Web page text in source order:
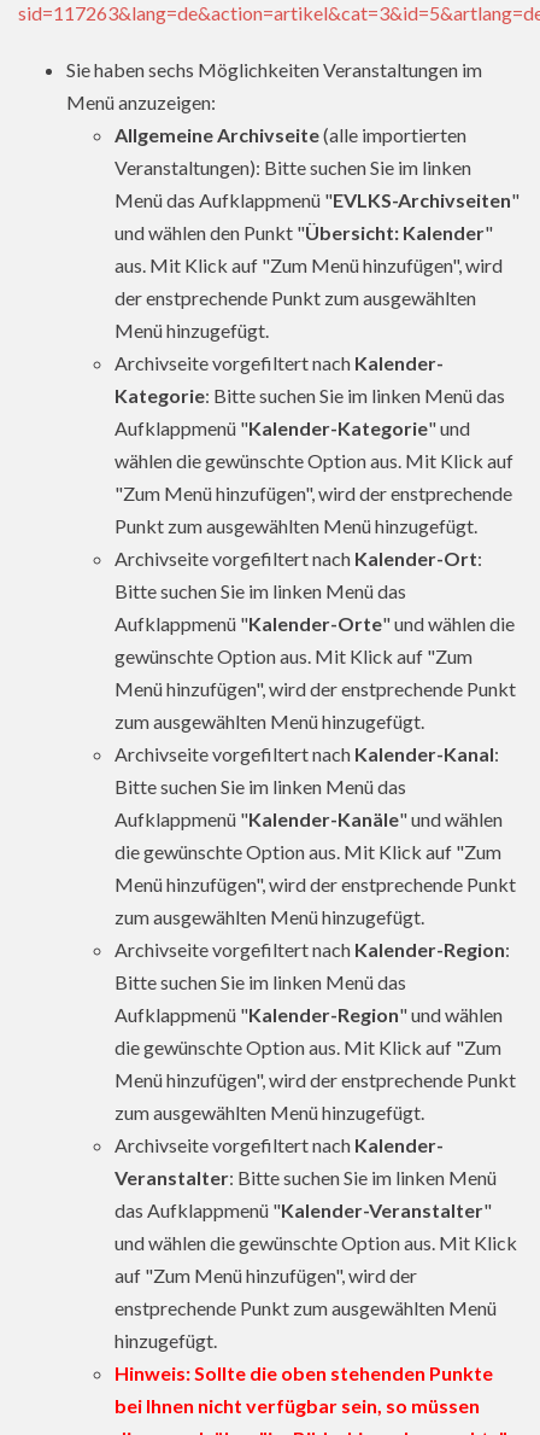
Sie haben sechs Möglichkeiten Veranstaltungen im
Menü anzuzeigen:
Allgemeine Archivseite(alle importierten
Veranstaltungen): Bitte suchen Sie im linken
Menü das Aufklappmenü "EVLKS-Archivseiten"
und wählen den Punkt "Übersicht: Kalender"
aus. Mit Klick auf "Zum Menü hinzufügen", wird
der enstprechende Punkt zum ausgewählten
Menü hinzugefügt.
Archivseite vorgefiltert nach Kalender-
Kategorie: Bitte suchen Sie im linken Menü das
Aufklappmenü "Kalender-Kategorie" und
wählen die gewünschte Option aus. Mit Klick auf
"Zum Menü hinzufügen", wird der enstprechende
Punkt zum ausgewählten Menü hinzugefügt.
Archivseite vorgefiltert nach Kalender-Ort:
Bitte suchen Sie im linken Menü das
Aufklappmenü "Kalender-Orte" und wählen die
gewünschte Option aus. Mit Klick auf "Zum
Menü hinzufügen", wird der enstprechende Punkt
zum ausgewählten Menü hinzugefügt.
Archivseite vorgefiltert nach Kalender-Kanal:
Bitte suchen Sie im linken Menü das
Aufklappmenü "Kalender-Kanäle" und wählen
die gewünschte Option aus. Mit Klick auf "Zum
Menü hinzufügen", wird der enstprechende Punkt
zum ausgewählten Menü hinzugefügt.
Archivseite vorgefiltert nach Kalender-Region:
Bitte suchen Sie im linken Menü das
Aufklappmenü "Kalender-Region" und wählen
die gewünschte Option aus. Mit Klick auf "Zum
Menü hinzufügen", wird der enstprechende Punkt
zum ausgewählten Menü hinzugefügt.
Archivseite vorgefiltert nach Kalender-
Veranstalter: Bitte suchen Sie im linken Menü
das Aufklappmenü "Kalender-Veranstalter"
und wählen die gewünschte Option aus. Mit Klick
auf "Zum Menü hinzufügen", wird der
enstprechende Punkt zum ausgewählten Menü
hinzugefügt.
Hinweis: Sollte die oben stehenden Punkte
bei Ihnen nicht verfügbar sein, so müssen